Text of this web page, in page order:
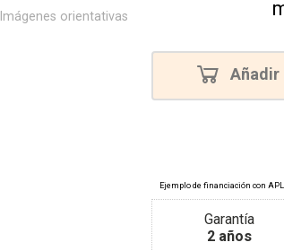
Garantía
2 años
Imágenes orientativas